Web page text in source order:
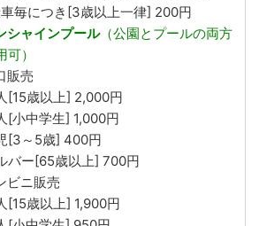
車毎につき[3歳以上一律] 200円
シャインプール（公園とプールの両方
可）
販売
[15歳以上] 2,000円
[小中学生] 1,000円
[3～5歳] 400円
バー[65歳以上] 700円
ビニ販売
[15歳以上] 1,900円